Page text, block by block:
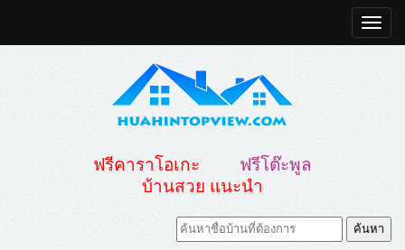
Toggle
ฟรีคาราโอเกะ
ฟรีโต๊ะพูล
บ้านสวย แนะนำ